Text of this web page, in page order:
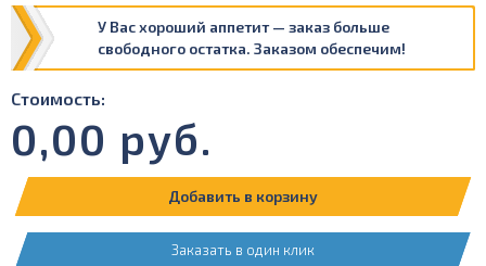
У Вас хороший аппетит — заказ больше
свободного остатка. Заказом обеспечим!
Стоимость:
0,00 руб.
Добавить в корзину
Заказать в один клик